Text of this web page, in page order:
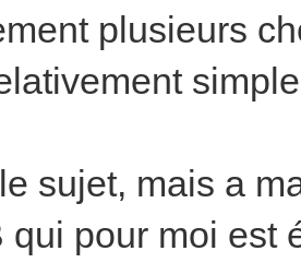
plusieurs
sujet, mais a
qui pour moi est